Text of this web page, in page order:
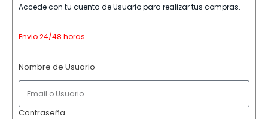
Accede con tu cuenta de Usuario para realizar tus compras.
Envio 24/48 horas
Nombre de Usuario
Contraseña